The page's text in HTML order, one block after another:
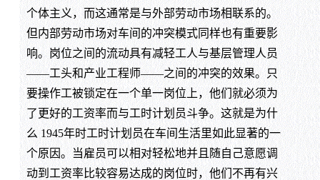
个体主义，而这通常是与外部劳动市场相联系的。
但内部劳动市场对车间的冲突模式同样也有重要影
响。岗位之间的流动具有减轻工人与基层管理人员
——工头和产业工程师——之间的冲突的效果。只
要操作工被锁定在一个单一岗位上，他们就必须为
了更好的工资率而与工时计划员斗争。这就是为什
么 1945年时工时计划员在车间生活里如此显著的一
个原因。当雇员可以相对轻松地并且随自己意愿调
动到工资率比较容易达成的岗位时，他们不再有兴